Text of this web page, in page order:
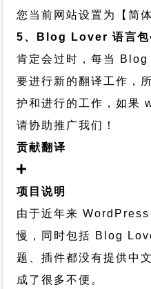
您当前网站设置为【简
5、Blog Lover 语言包
肯定会过时，每当
要进行新的翻译工作，
护和进行的工作，如果
请协助推广我们！
贡献翻译
项目说明
由于近年来
慢，同时包括 Blog
题、插件都没有提供中
成了很多不便。